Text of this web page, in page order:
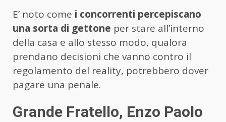
E’ noto come i concorrenti percepiscano
una sorta di gettone per stare all’interno
della casa e allo stesso modo, qualora
prendano decisioni che vanno contro il
regolamento del reality, potrebbero dover
pagare una penale.
Grande Fratello, Enzo Paolo